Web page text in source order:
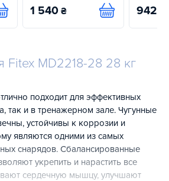
Купить 1 540 ₴ Купить 942
Fitex MD2218-28 28 кг
подходит для эффективных
так и в тренажерном зале. Чугунные
устойчивы к коррозии и
являются одними из самых
снарядов. Сбалансированные
укрепить и нарастить все
сердечную мышцу, улучшают